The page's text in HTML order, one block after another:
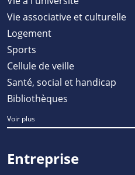
Vie associative et culturelle
Logement
Sports
Cellule de veille
Santé, social et handicap
Bibliothèques
Voir plus
Entreprise